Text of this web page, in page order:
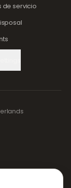
de servicio